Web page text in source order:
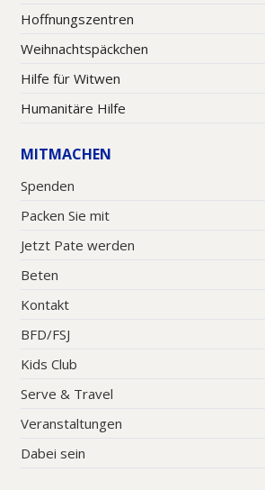
Hoffnungszentren
Weihnachtspäckchen
Hilfe für Witwen
Humanitäre Hilfe
MITMACHEN
Spenden
Packen Sie mit
Jetzt Pate werden
Beten
Kontakt
BFD/FSJ
Kids Club
Serve & Travel
Veranstaltungen
Dabei sein